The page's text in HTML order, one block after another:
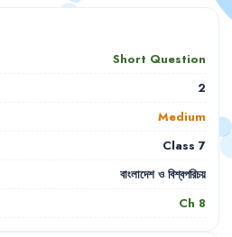
Short Question
2
Medium
Class 7
বাংলাদেশ ও বিশ্বপরিচয়
Ch 8